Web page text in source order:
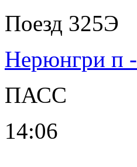
Поезд 325Э
Нерюнгри п
ПАСС
14:06